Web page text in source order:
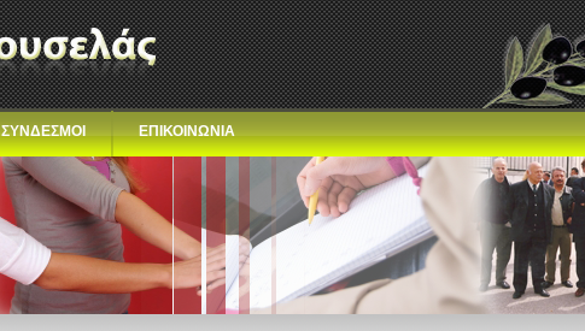
ΣΥΝΔΕΣΜΟΙ ΕΠΙΚΟΙΝΩΝΙΑ